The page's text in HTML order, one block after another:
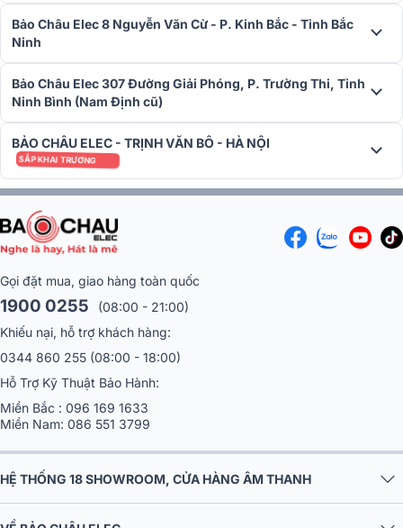
khấu ngoài trời đến không gian nội thất cao cấp.
5. Linh hoạt lắp đặt trong nhiều không gian
Loa Audiocenter PF15+ MKII sở hữu thiết kế gọn gàng, chắc chắn
và linh hoạt, dễ dàng bố trí trong nhiều môi trường sử dụng khác
nhau như treo tường, đặt trên chân loa hoặc sử dụng làm monitor
sân khấu.
Với kích thước tổng thể443mm (rộng) × 726mm (cao) × 405mm
(sâu)và trọng lượng33kg
đảm bảo độ ổn định khi phát âm thanh công suất lớn, vừa đủ gọn
gàng để dễ dàng di chuyển, lắp đặt và cấu hình theo nhiều kiểu
âm thanh yêu cầu cả hiệu năng lẫn tính thẩm mỹ và độ cơ động cao.
Bảo Châu Elec 8 Nguyễn Văn Cừ - P. Kinh Bắc - Tỉnh Bắc
Ninh
Bảo Châu Elec 307 Đường Giải Phóng, P. Trường Thi, Tỉnh
Ninh Bình (Nam Định cũ)
BẢO CHÂU ELEC - TRỊNH VĂN BÔ - HÀ NỘI
SẮP KHAI TRƯƠNG
Gọi đặt mua, giao hàng toàn quốc
1900 0255
(08:00 - 21:00)
Khiếu nại, hỗ trợ khách hàng:
0344 860 255 (08:00 - 18:00)
Hỗ Trợ Kỹ Thuật Bảo Hành:
Miền Bắc : 096 169 1633
Miền Nam: 086 551 3799
HỆ THỐNG 18 SHOWROOM, CỬA HÀNG ÂM THANH